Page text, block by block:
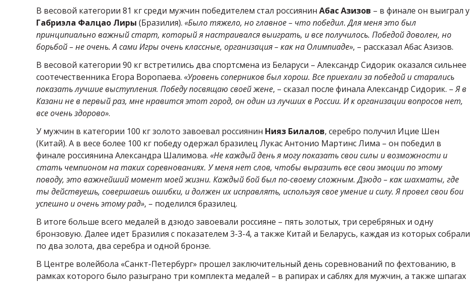
В весовой категории 81 кг среди мужчин победителем стал россиянин Абас Азизов – в финале он выиграл у
Габриэла Фалцао Лиры (Бразилия). «Было тяжело, но главное – что победил. Для меня это был
принципиально важный старт, который я настраивался выиграть, и все получилось. Победой доволен, но
борьбой – не очень. А сами Игры очень классные, организация – как на Олимпиаде», – рассказал Абас Азизов.
В весовой категории 90 кг встретились два спортсмена из Беларуси – Александр Сидорик оказался сильнее
соотечественника Егора Воропаева. «Уровень соперников был хорош. Все приехали за победой и старались
показать лучшие выступления. Победу посвящаю своей жене, – сказал после финала Александр Сидорик. –Я в
Казани не в первый раз, мне нравится этот город, он один из лучших в России. И к организации вопросов нет,
все очень здорово».
У мужчин в категории 100 кг золото завоевал россиянин Нияз Билалов, серебро получил Ицие Шен
(Китай). А в весе более 100 кг победу одержал бразилец Лукас Антонио Мартинс Лима – он победил в
финале россиянина Александра Шалимова. «Не каждый день я могу показать свои силы и возможности и
стать чемпионом на таких соревнованиях. У меня нет слов, чтобы выразить все свои эмоции по этому
поводу, это важнейший момент моей жизни. Каждый бой был по-своему сложным. Дзюдо – как шахматы, где
ты действуешь, совершаешь ошибки, и должен их исправлять, используя свое умение и силу. Я провел свои бои
успешно и очень этому рад», – поделился бразилец.
В итоге больше всего медалей в дзюдо завоевали россияне – пять золотых, три серебряных и одну
бронзовую. Далее идет Бразилия с показателем 3-3-4, а также Китай и Беларусь, каждая из которых собрали
по два золота, два серебра и одной бронзе.
В Центре волейбола «Санкт-Петербург» прошел заключительный день соревнований по фехтованию, в
рамках которого было разыграно три комплекта медалей – в рапирах и саблях для мужчин, а также шпагах